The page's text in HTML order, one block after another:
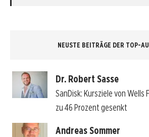
NEUSTE BEITRÄGE DER TOP-
Dr. Robert Sasse
SanDisk: Kursziele von Wells
zu 46 Prozent gesenkt
Andreas Sommer